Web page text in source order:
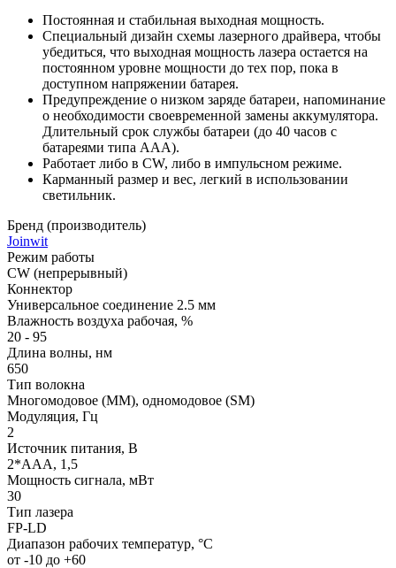
Постоянная и стабильная выходная мощность.
Специальный дизайн схемы лазерного драйвера, чтобы
убедиться, что выходная мощность лазера остается на
постоянном уровне мощности до тех пор, пока в
доступном напряжении батарея.
Предупреждение о низком заряде батареи, напоминание
о необходимости своевременной замены аккумулятора.
Длительный срок службы батареи (до 40 часов с
батареями типа AAA).
Работает либо в CW, либо в импульсном режиме.
Карманный размер и вес, легкий в использовании
светильник.
Бренд (производитель)
Joinwit
Режим работы
CW (непрерывный)
Коннектор
Универсальное соединение 2.5 мм
Влажность воздуха рабочая, %
20 - 95
Длина волны, нм
650
Тип волокна
Многомодовое (MM), одномодовое (SM)
Модуляция, Гц
2
Источник питания, В
2*ААА, 1,5
Мощность сигнала, мВт
30
Тип лазера
FP-LD
Диапазон рабочих температур, °С
от -10 до +60